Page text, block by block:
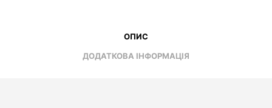
ОПИС
ДОДАТКОВА ІНФОРМАЦІЯ